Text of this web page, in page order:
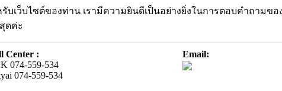
เว็บไซต์ของท่าน เรามีความยินดีเป็นอย่างยิ่งในการตอบคำถาม
ดค่ะ
Center :
074-559-534
074-559-534
Email: